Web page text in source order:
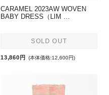
CARAMEL 2023AW WOVEN
BABY DRESS（LIM …
SOLD OUT
13,860円 (本体価格:12,600円)